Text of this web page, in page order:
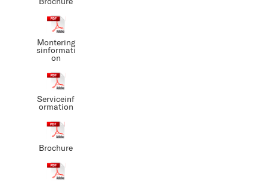
Montering
sinformati
on
Serviceinf
ormation
Brochure